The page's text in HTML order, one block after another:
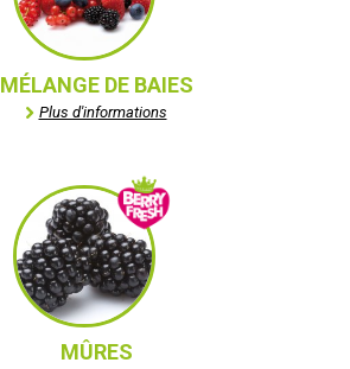
MÉLANGE DE BAIES
Plus d'informations
MÛRES